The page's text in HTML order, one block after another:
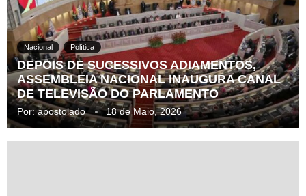
Nacional Política
DEPOIS DE SUCESSIVOS ADIAMENTOS,
ASSEMBLEIA NACIONAL INAUGURA CANAL
DE TELEVISÃO DO PARLAMENTO
Por:apostolado 18 de Maio, 2026